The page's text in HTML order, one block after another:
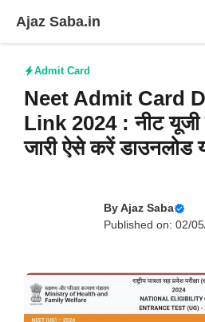
content
Ajaz Saba.in
Admit Card
Neet Admit Card
Link 2024 : नीट यूजी
जारी ऐसे करें डाउनलोड
ByAjaz Saba
Published on: 02/